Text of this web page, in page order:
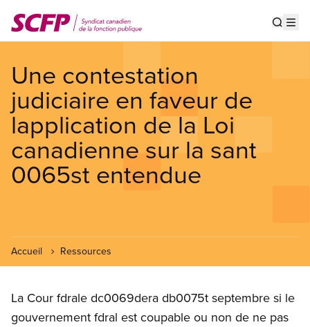
au
contenu
Une contestation
judiciaire en faveur de
lapplication de la Loi
canadienne sur la sant
0065st entendue
Accueil Ressources
La Cour fdrale dc0069dera db0075t septembre si le
gouvernement fdral est coupable ou non de ne pas